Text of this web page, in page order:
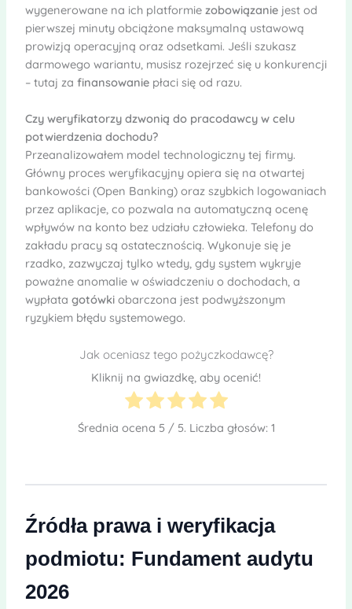
wygenerowane na ich platformie zobowiązaniejest od
pierwszej minuty obciążone maksymalną ustawową
prowizją operacyjną oraz odsetkami. Jeśli szukasz
darmowego wariantu, musisz rozejrzeć się u konkurencji
– tutaj za finansowaniepłaci się od razu.
Czy weryfikatorzy dzwonią do pracodawcy w celu
potwierdzenia dochodu?
Przeanalizowałem model technologiczny tej firmy.
Główny proces weryfikacyjny opiera się na otwartej
bankowości (Open Banking) oraz szybkich logowaniach
przez aplikacje, co pozwala na automatyczną ocenę
wpływów na konto bez udziału człowieka. Telefony do
zakładu pracy są ostatecznością. Wykonuje się je
rzadko, zazwyczaj tylko wtedy, gdy system wykryje
poważne anomalie w oświadczeniu o dochodach, a
wypłata gotówkiobarczona jest podwyższonym
ryzykiem błędu systemowego.
Jak oceniasz tego pożyczkodawcę?
Kliknij na gwiazdkę, aby ocenić!
Średnia ocena 5/ 5. Liczba głosów: 1
Źródła prawa i weryfikacja
podmiotu: Fundament audytu
2026